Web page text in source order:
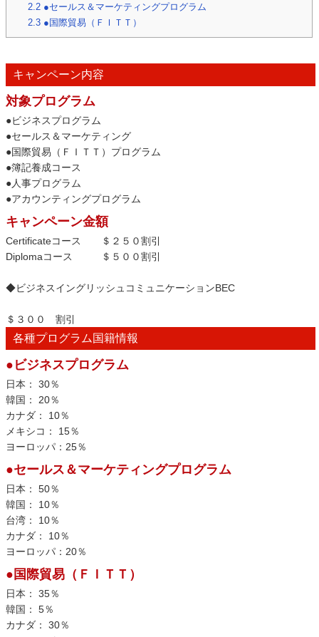
2.2 ●セールス＆マーケティングプログラム
2.3 ●国際貿易（ＦＩＴＴ）
キャンペーン内容
対象プログラム
●ビジネスプログラム
●セールス＆マーケティング
●国際貿易（ＦＩＴＴ）プログラム
●簿記養成コース
●人事プログラム
●アカウンティングプログラム
キャンペーン金額
Certificateコース ＄２５０割引
Diplomaコース ＄５００割引
◆ビジネスイングリッシュコミュニケーションBEC
＄３００ 割引
各種プログラム国籍情報
●ビジネスプログラム
日本： 30％
韓国： 20％
カナダ： 10％
メキシコ： 15％
ヨーロッパ：25％
●セールス＆マーケティングプログラム
日本： 50％
韓国： 10％
台湾： 10％
カナダ： 10％
ヨーロッパ：20％
●国際貿易（ＦＩＴＴ）
日本： 35％
韓国： 5％
カナダ： 30％